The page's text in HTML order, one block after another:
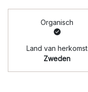
Organisch
Land van herkomst
Zweden